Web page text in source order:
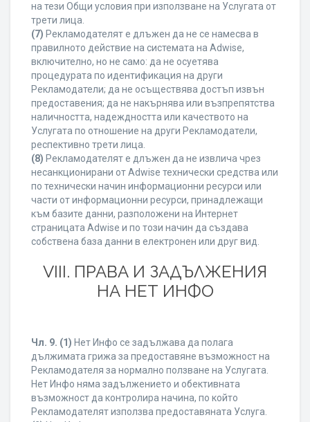
на тези Общи условия при използване на Услугата от
трети лица.
(7) Рекламодателят е длъжен да не се намесва в
правилното действие на системата на Adwise,
включително, но не само: да не осуетява
процедурата по идентификация на други
Рекламодатели; да не осъществява достъп извън
предоставения; да не накърнява или възпрепятства
наличността, надеждността или качеството на
Услугата по отношение на други Рекламодатели,
респективно трети лица.
(8) Рекламодателят е длъжен да не извлича чрез
несанкционирани от Adwise технически средства или
по технически начин информационни ресурси или
части от информационни ресурси, принадлежащи
към базите данни, разположени на Интернет
страницата Adwise и по този начин да създава
собствена база данни в електронен или друг вид.
VIII. ПРАВА И ЗАДЪЛЖЕНИЯ
НА НЕТ ИНФО
Чл. 9. (1) Нет Инфо се задължава да полага
дължимата грижа за предоставяне възможност на
Рекламодателя за нормално ползване на Услугата.
Нет Инфо няма задължението и обективната
възможност да контролира начина, по който
Рекламодателят използва предоставяната Услуга.